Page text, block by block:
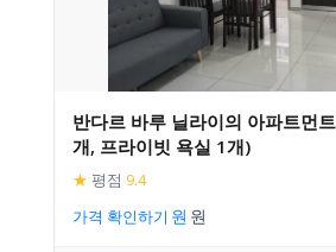
반다르 바루 닐라이의 아파트먼
개, 프라이빗 욕실 1개)
★ 평점 9.4
가격 확인하기